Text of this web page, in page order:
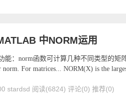
中NORM运用
能：norm函数可计算几种不同类型的
For matrices... NORM(X) is the
stardsd 阅读(6824) 评论(0) 推荐(0)